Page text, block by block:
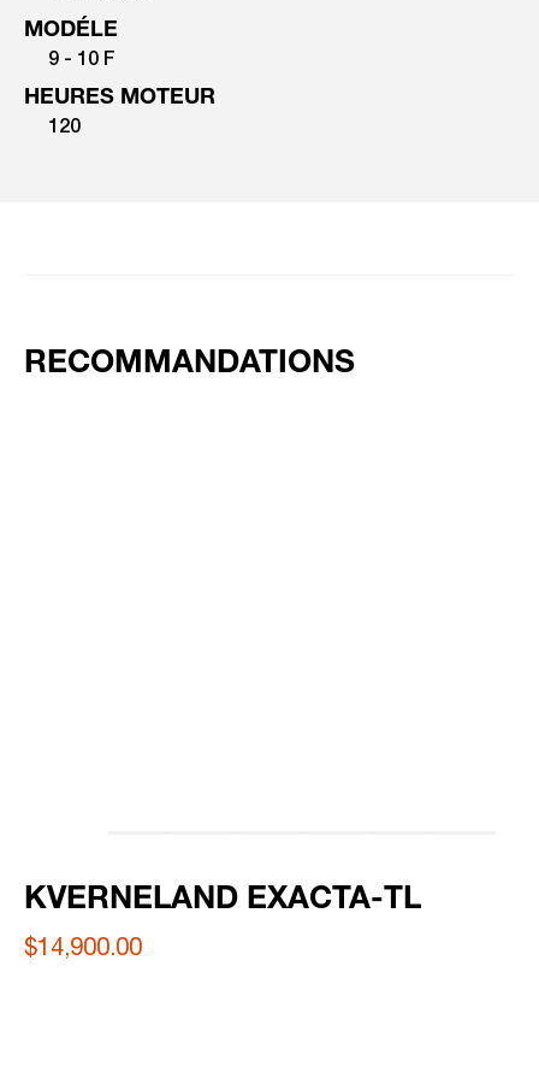
MODÉLE
9 - 10 F
HEURES MOTEUR
120
RECOMMANDATIONS
KVERNELAND EXACTA-TL
$14,900.00